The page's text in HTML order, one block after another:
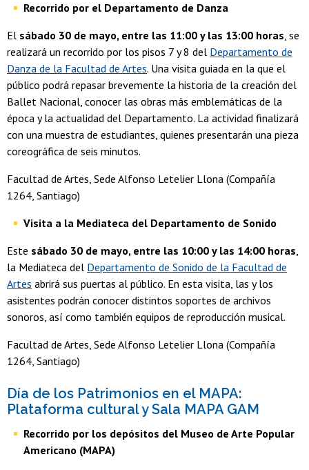
Recorrido por el Departamento de Danza
El sábado 30 de mayo, entre las 11:00 y las 13:00 horas, se
realizará un recorrido por los pisos 7 y 8 del Departamento de
Danza de la Facultad de Artes. Una visita guiada en la que el
público podrá repasar brevemente la historia de la creación del
Ballet Nacional, conocer las obras más emblemáticas de la
época y la actualidad del Departamento. La actividad finalizará
con una muestra de estudiantes, quienes presentarán una pieza
coreográfica de seis minutos.
Facultad de Artes, Sede Alfonso Letelier Llona (Compañía
1264, Santiago)
Visita a la Mediateca del Departamento de Sonido
Este sábado 30 de mayo, entre las 10:00 y las 14:00 horas,
la Mediateca del Departamento de Sonido de la Facultad de
Artes abrirá sus puertas al público. En esta visita, las y los
asistentes podrán conocer distintos soportes de archivos
sonoros, así como también equipos de reproducción musical.
Facultad de Artes, Sede Alfonso Letelier Llona (Compañía
1264, Santiago)
Día de los Patrimonios en el MAPA:
Plataforma cultural y Sala MAPA GAM
Recorrido por los depósitos del Museo de Arte Popular
Americano (MAPA)